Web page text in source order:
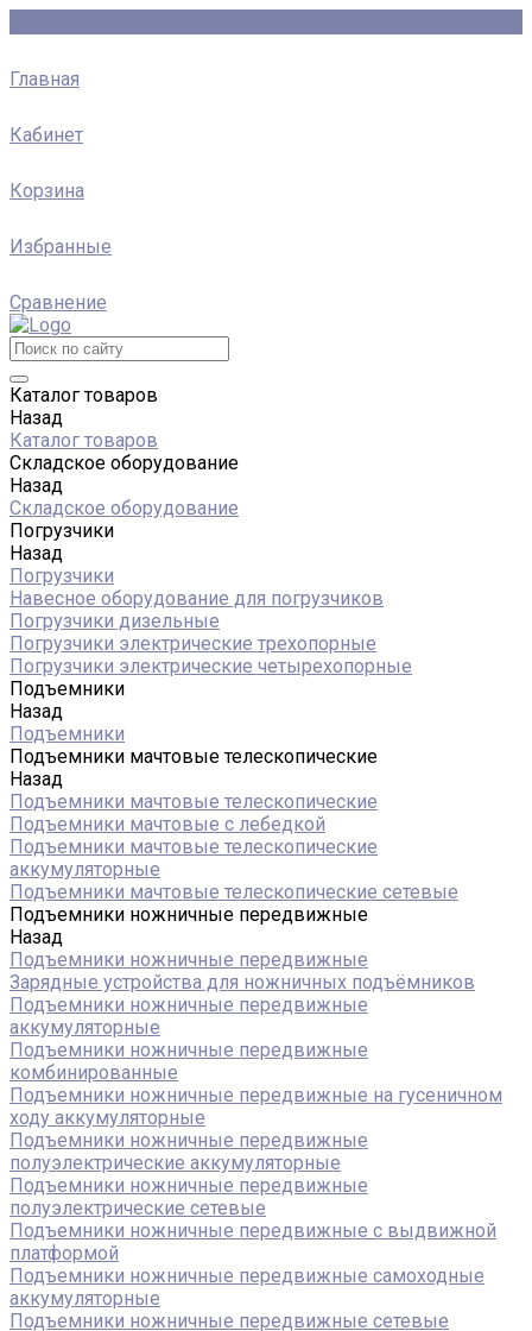
Главная
Кабинет
Корзина
Избранные
Сравнение
Каталог товаров
Назад
Каталог товаров
Складское оборудование
Назад
Складское оборудование
Погрузчики
Назад
Погрузчики
Навесное оборудование для погрузчиков
Погрузчики дизельные
Погрузчики электрические трехопорные
Погрузчики электрические четырехопорные
Подъемники
Назад
Подъемники
Подъемники мачтовые телескопические
Назад
Подъемники мачтовые телескопические
Подъемники мачтовые с лебедкой
Подъемники мачтовые телескопические
аккумуляторные
Подъемники мачтовые телескопические сетевые
Подъемники ножничные передвижные
Назад
Подъемники ножничные передвижные
Зарядные устройства для ножничных подъёмников
Подъемники ножничные передвижные
аккумуляторные
Подъемники ножничные передвижные
комбинированные
Подъемники ножничные передвижные на гусеничном
ходу аккумуляторные
Подъемники ножничные передвижные
полуэлектрические аккумуляторные
Подъемники ножничные передвижные
полуэлектрические сетевые
Подъемники ножничные передвижные с выдвижной
платформой
Подъемники ножничные передвижные самоходные
аккумуляторные
Подъемники ножничные передвижные сетевые